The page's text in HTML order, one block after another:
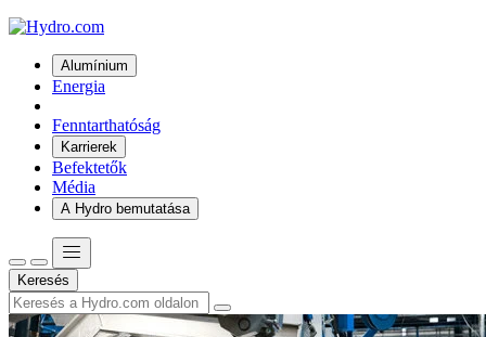
Alumínium
Energia
Fenntarthatóság
Karrierek
Befektetők
Média
A Hydro bemutatása
Keresés